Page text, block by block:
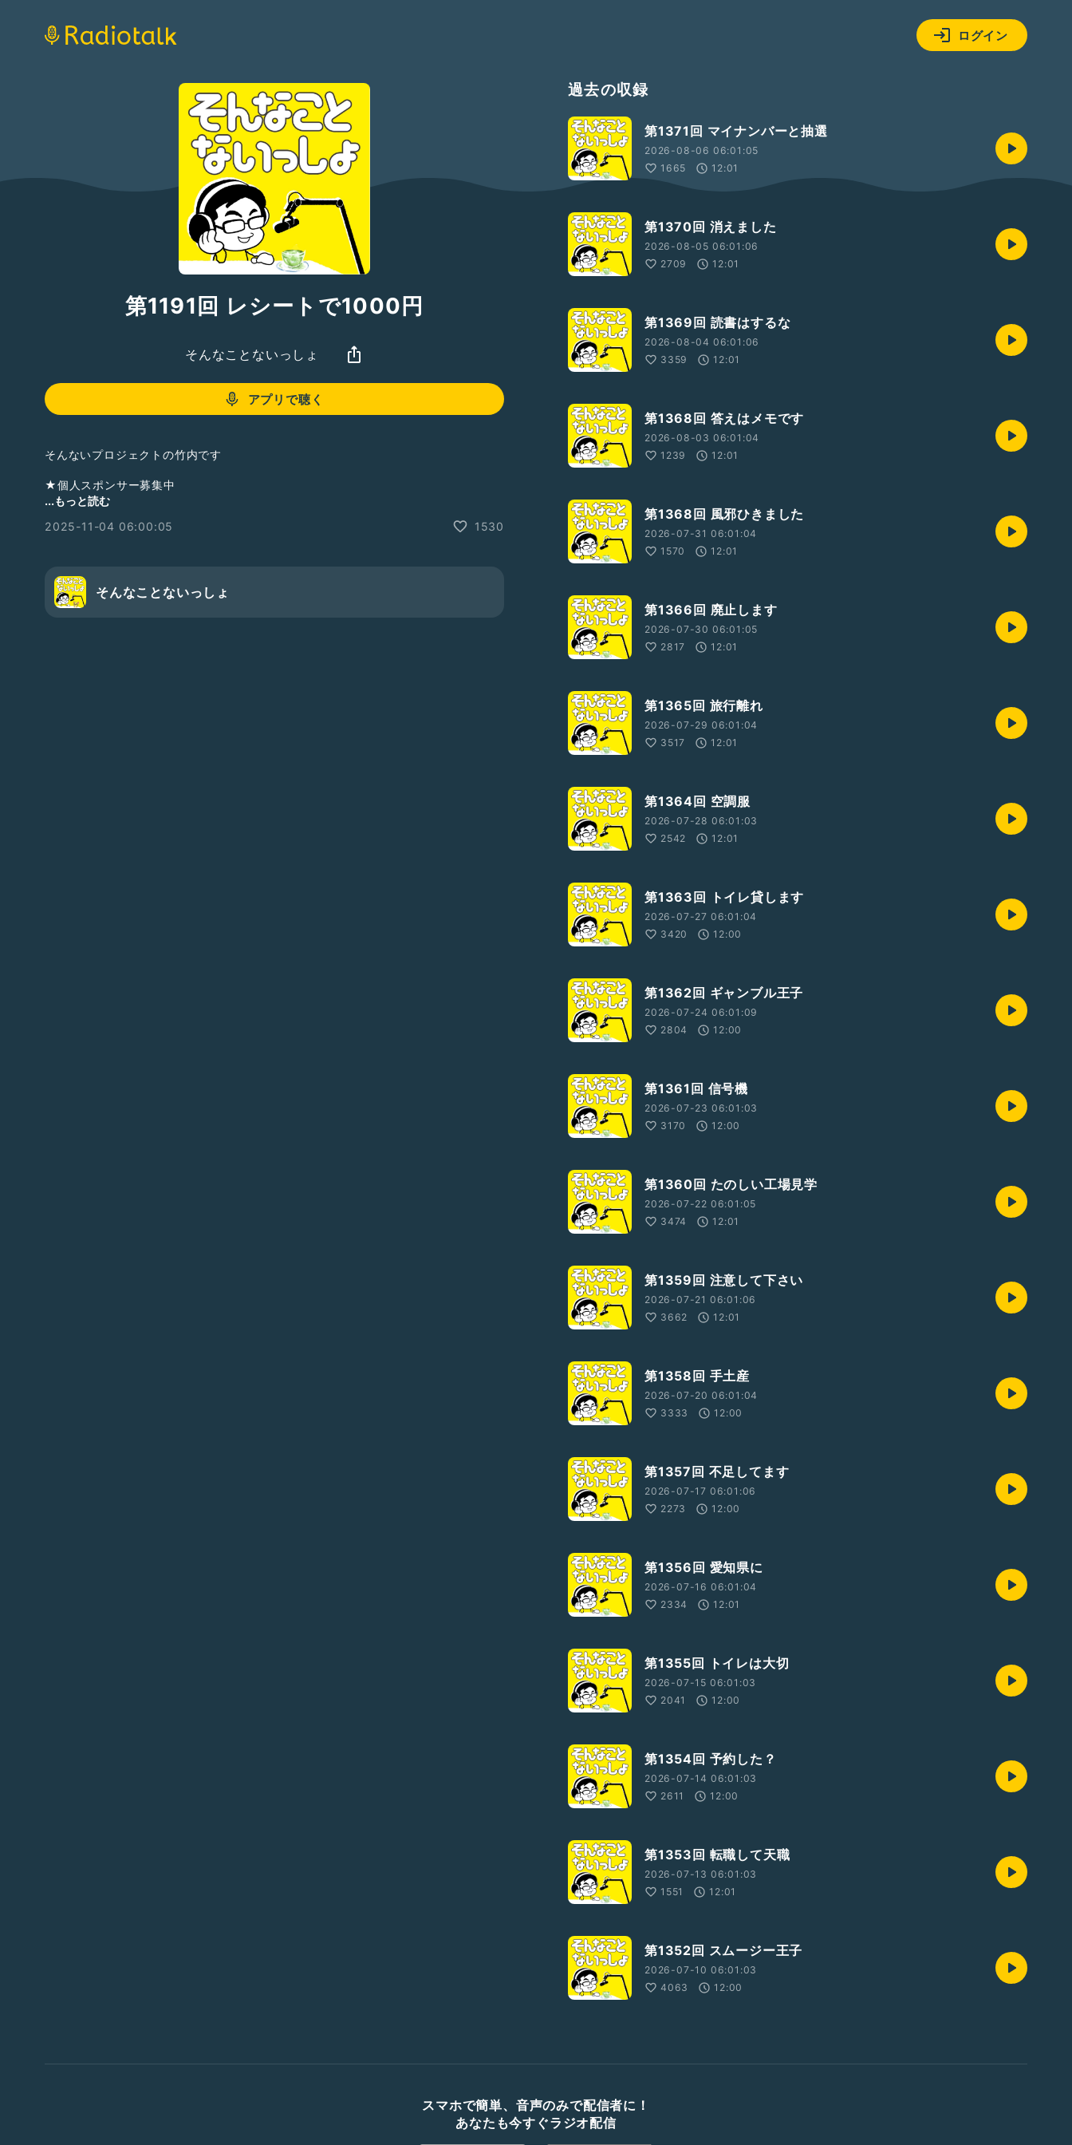
ログイン
第1191回 レシートで1000円
そんなことないっしょ
アプリで聴く
そんないプロジェクトの竹内です
★個人スポンサー募集中
この番組では、提供希望券をお送り頂きました方のお名前を紹介させて頂いています
掲載記事
・週間ダイヤモンド
・週間プレイボーイ
...もっと読む
2025-11-04 06:00:05
1530
そんなことないっしょ
過去の収録
第1371回 マイナンバーと抽選
2026-08-06 06:01:05
1665
12:01
第1370回 消えました
2026-08-05 06:01:06
2709
12:01
第1369回 読書はするな
2026-08-04 06:01:06
3359
12:01
第1368回 答えはメモです
2026-08-03 06:01:04
1239
12:01
第1368回 風邪ひきました
2026-07-31 06:01:04
1570
12:01
第1366回 廃止します
2026-07-30 06:01:05
2817
12:01
第1365回 旅行離れ
2026-07-29 06:01:04
3517
12:01
第1364回 空調服
2026-07-28 06:01:03
2542
12:01
第1363回 トイレ貸します
2026-07-27 06:01:04
3420
12:00
第1362回 ギャンブル王子
2026-07-24 06:01:09
2804
12:00
第1361回 信号機
2026-07-23 06:01:03
3170
12:00
第1360回 たのしい工場見学
2026-07-22 06:01:05
3474
12:01
第1359回 注意して下さい
2026-07-21 06:01:06
3662
12:01
第1358回 手土産
2026-07-20 06:01:04
3333
12:00
第1357回 不足してます
2026-07-17 06:01:06
2273
12:00
第1356回 愛知県に
2026-07-16 06:01:04
2334
12:01
第1355回 トイレは大切
2026-07-15 06:01:03
2041
12:00
第1354回 予約した？
2026-07-14 06:01:03
2611
12:00
第1353回 転職して天職
2026-07-13 06:01:03
1551
12:01
第1352回 スムージー王子
2026-07-10 06:01:03
4063
12:00
スマホで簡単、音声のみで配信者に！
あなたも今すぐラジオ配信